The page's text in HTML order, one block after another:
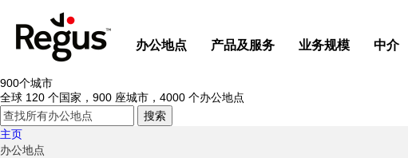
办公地点 产品及服务 业务规模 中介
900个城市
全球 120 个国家，900 座城市，4000 个办公地点
主页
办公地点